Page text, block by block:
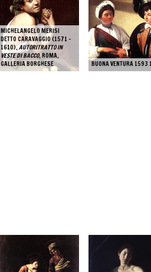
MICHELANGELO MERISI
DETTO CARAVAGGIO (1571 -
1610),AUTORITRATTO IN
VESTE DI BACCO, ROMA,
GALLERIA BORGHESE
BUONA VENTURA 1593